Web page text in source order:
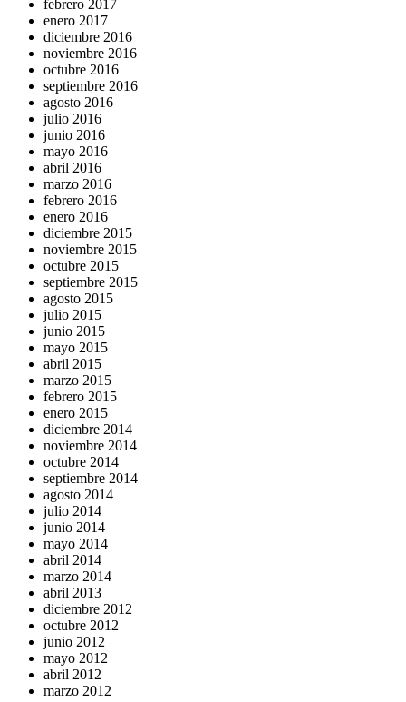
febrero 2017
enero 2017
diciembre 2016
noviembre 2016
octubre 2016
septiembre 2016
agosto 2016
julio 2016
junio 2016
mayo 2016
abril 2016
marzo 2016
febrero 2016
enero 2016
diciembre 2015
noviembre 2015
octubre 2015
septiembre 2015
agosto 2015
julio 2015
junio 2015
mayo 2015
abril 2015
marzo 2015
febrero 2015
enero 2015
diciembre 2014
noviembre 2014
octubre 2014
septiembre 2014
agosto 2014
julio 2014
junio 2014
mayo 2014
abril 2014
marzo 2014
abril 2013
diciembre 2012
octubre 2012
junio 2012
mayo 2012
abril 2012
marzo 2012